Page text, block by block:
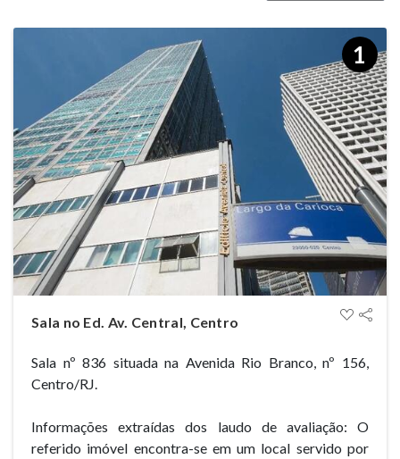
1
Sala no Ed. Av. Central, Centro
Sala nº 836 situada na Avenida Rio Branco, nº 156,
Centro/RJ.
Informações extraídas dos laudo de avaliação: O
referido imóvel encontra-se em um local servido por